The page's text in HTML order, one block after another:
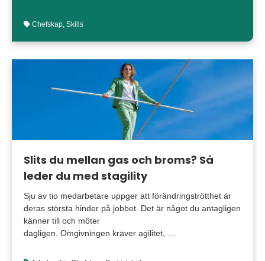
Chefskap, Skills
Slits du mellan gas och broms? Så
leder du med stagility
Sju av tio medarbetare uppger att förändringströtthet är
deras största hinder på jobbet. Det är något du antagligen
känner till och möter
dagligen. Omgivningen kräver agilitet, …